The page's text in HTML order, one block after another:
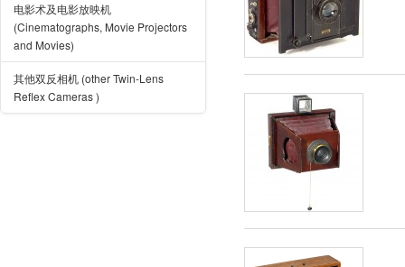
电影术及电影放映机
(Cinematographs, Movie Projectors
and Movies)
其他双反相机 (other Twin-Lens
Reflex Cameras )